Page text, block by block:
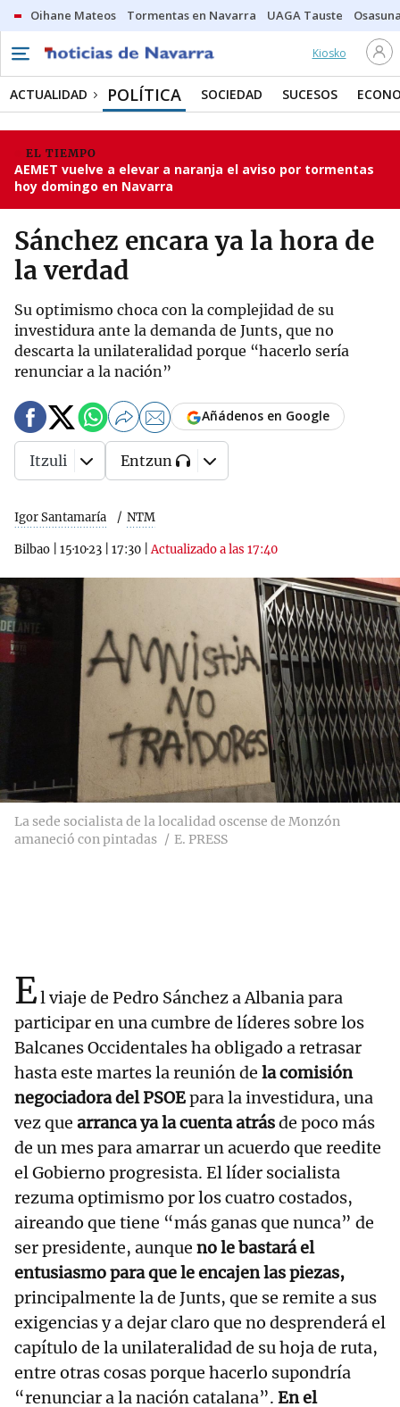
Oihane Mateos Tormentas en Navarra UAGA Tauste
Kiosko
ACTUALIDAD POLÍTICA SOCIEDAD SUCESOS
EL TIEMPO
AEMET vuelve a elevar a naranja el aviso por tormentas
hoy domingo en Navarra
Sánchez encara ya la hora de
la verdad
Su optimismo choca con la complejidad de su
investidura ante la demanda de Junts, que no
descarta la unilateralidad porque “hacerlo sería
renunciar a la nación”
Igor Santamaría NTM
Bilbao 15·10·23 17:30 |Actualizado a las 17:40
Añádenos en Google
Itzuli Entzun
La sede socialista de la localidad oscense de Monzón
amaneció con pintadas
E. PRESS
El viaje de Pedro Sánchez a Albania para
participar en una cumbre de líderes sobre los
Balcanes Occidentales ha obligado a retrasar
hasta este martes la reunión de la comisión
negociadora del PSOEpara la investidura, una
vez que arranca ya la cuenta atrásde poco más
de un mes para amarrar un acuerdo que reedite
el Gobierno progresista. El líder socialista
rezuma optimismo por los cuatro costados,
aireando que tiene “más ganas que nunca” de
ser presidente, aunque no le bastará el
entusiasmo para que le encajen las piezas,
principalmente la de Junts, que se remite a sus
exigencias y a dejar claro que no desprenderá el
capítulo de la unilateralidad de su hoja de ruta,
entre otras cosas porque hacerlo supondría
“renunciar a la nación catalana”. En el